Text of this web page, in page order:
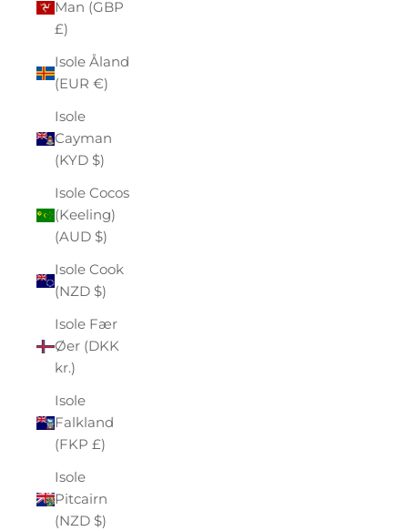
Man (GBP
£)
Isole Åland
(EUR €)
Isole
Cayman
(KYD $)
Isole Cocos
(Keeling)
(AUD $)
Isole Cook
(NZD $)
Isole Fær
Øer (DKK
kr.)
Isole
Falkland
(FKP £)
Isole
Pitcairn
(NZD $)